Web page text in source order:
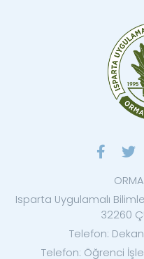
Isparta Uygulamalı
32260
Telefon:
Telefon: Öğrenci